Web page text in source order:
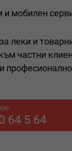
мобилен
леки и
частни
64 5 64